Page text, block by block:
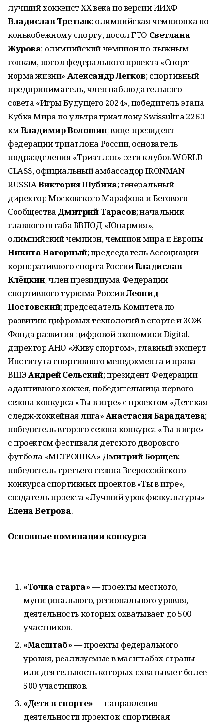
лучший хоккеист ХХ века по версии ИИХФ
Владислав Третьяк; олимпийская чемпионка по
конькобежному спорту, посол ГТО Светлана
Журова; олимпийский чемпион по лыжным
гонкам, посол федерального проекта «Спорт —
норма жизни» Александр Легков; спортивный
предприниматель, член наблюдательного
совета «Игры Будущего 2024», победитель этапа
Кубка Мира по ультратриатлону Swissultra 2260
кмВладимир Волошин; вице-президент
федерации триатлона России, основатель
подразделения «Триатлон» сети клубов WORLD
CLASS, официальный амбассадор IRONMAN
RUSSIAВиктория Шубина; генеральный
директор Московского Марафона и Бегового
Сообщества Дмитрий Тарасов; начальник
главного штаба ВВПОД «Юнармия»,
олимпийский чемпион, чемпион мира и Европы
Никита Нагорный; председатель Ассоциации
корпоративного спорта РоссииВладислав
Клёцкин; член президиума Федерации
спортивного туризма РоссииЛеонид
Постовский; председатель Комитета по
развитию цифровых технологий в спорте и ЗОЖ
Фонда развития цифровой экономики Digital,
директор АНО «Живу спортом», главный эксперт
Института спортивного менеджмента и права
ВШЭАндрей Сельский; президент Федерации
адаптивного хоккея, победительница первого
сезона конкурса «Ты в игре» с проектом «Детская
следж-хоккейная лига»Анастасия Барадачева;
победитель второго сезона конкурса «Ты в игре»
с проектом фестиваля детского дворового
футбола «МЕТРОШКА» Дмитрий Борщев;
победитель третьего сезона Всероссийского
конкурса спортивных проектов «Ты в игре»,
создатель проекта «Лучший урок физкультуры»
Елена Ветрова.
Основные номинации конкурса
«Точка старта»— проекты местного,
муниципального, регионального уровня,
деятельность которых охватывает до 500
участников.
«Масштаб»— проекты федерального
уровня, реализуемые в масштабах страны
или деятельность которых охватывает более
500 участников.
«Дети в спорте»— направления
деятельности проектов: спортивная